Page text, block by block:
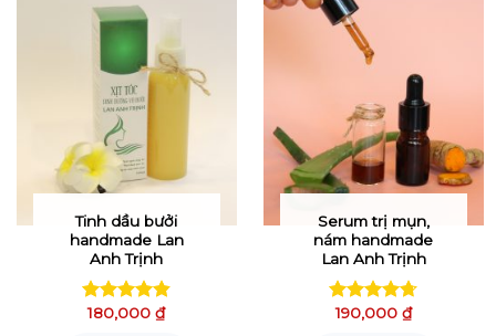
Tinh dầu bưởi
handmade Lan
Anh Trịnh
Được xếp
180,000₫
Serum trị mụn,
nám handmade
Lan Anh Trịnh
Được xếp
190,000 ₫